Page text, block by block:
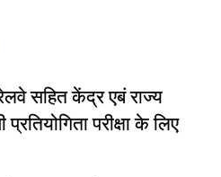
सहित केंद्र एबं राज्य
परीक्षा के लिए